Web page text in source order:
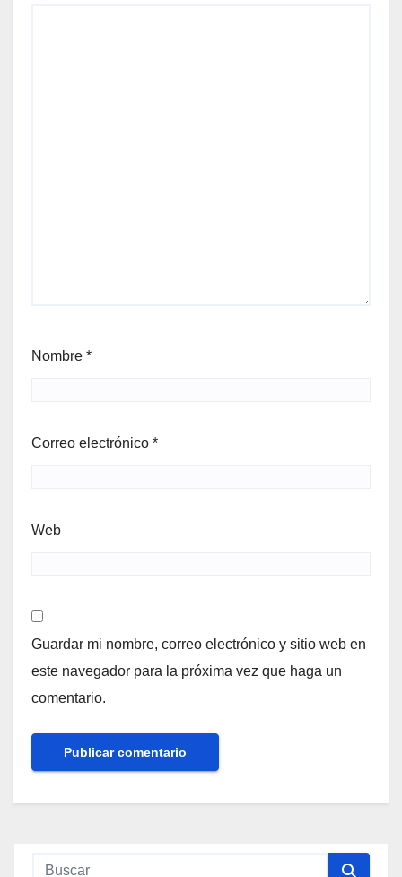
Nombre *
Correo electrónico *
Web
Guardar mi nombre, correo electrónico y sitio web en
este navegador para la próxima vez que haga un
comentario.